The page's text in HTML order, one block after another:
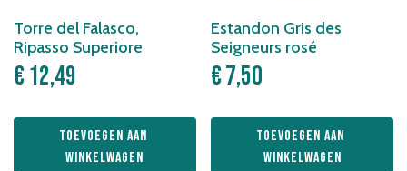
Torre del Falasco,
Ripasso Superiore
€12,49
Toevoegen aan
winkelwagen
Estandon Gris des
Seigneurs rosé
€7,50
Toevoegen aan
winkelwagen